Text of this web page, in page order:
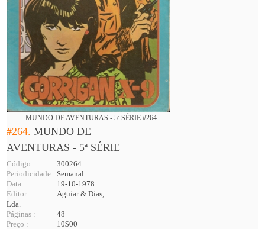
MUNDO DE AVENTURAS - 5ª SÉRIE #264
#264.MUNDO DE
AVENTURAS - 5ª SÉRIE
Código
300264
Periodicidade : Semanal
Data :
19-10-1978
Editor :
Aguiar & Dias,
Lda.
Páginas :
48
Preço :
10$00